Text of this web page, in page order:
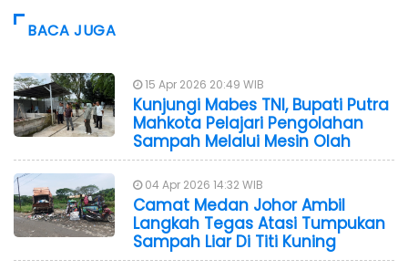
BACA JUGA
15 Apr 2026 20:49 WIB
Kunjungi Mabes TNI, Bupati Putra
Mahkota Pelajari Pengolahan
Sampah Melalui Mesin Olah
04 Apr 2026 14:32 WIB
Camat Medan Johor Ambil
Langkah Tegas Atasi Tumpukan
Sampah Liar Di Titi Kuning